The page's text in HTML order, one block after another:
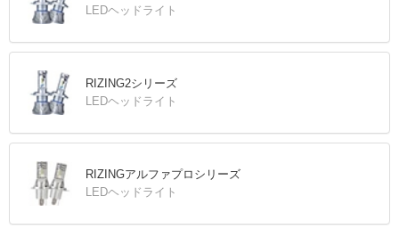
LEDヘッドライト
RIZING2シリーズ
LEDヘッドライト
RIZINGアルファプロシリーズ
LEDヘッドライト